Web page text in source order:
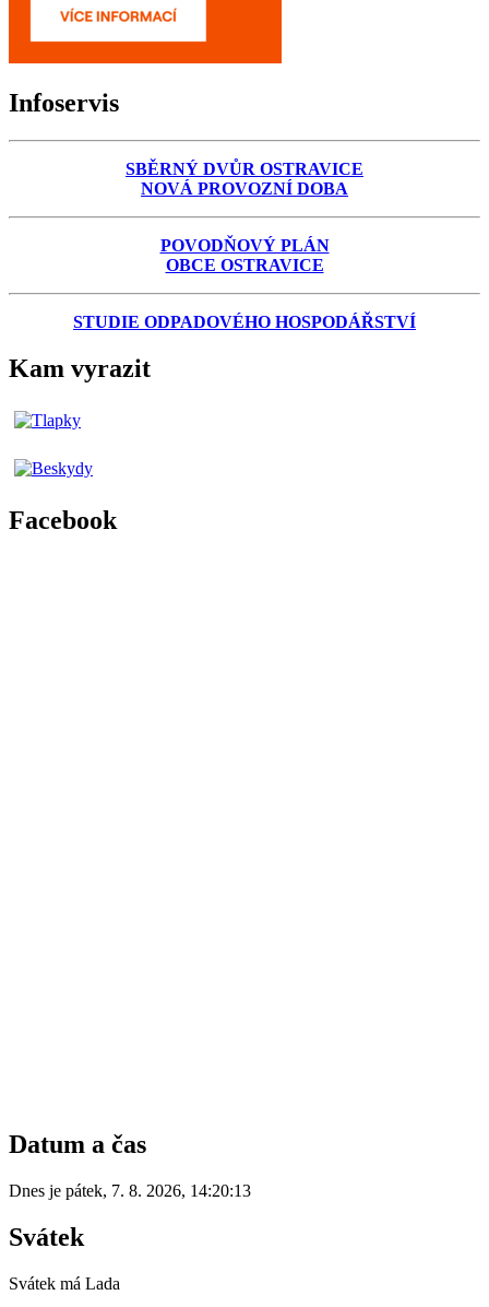
Infoservis
SBĚRNÝ DVŮR OSTRAVICE
NOVÁ PROVOZNÍ DOBA
POVODŇOVÝ PLÁN
OBCE OSTRAVICE
STUDIE ODPADOVÉHO HOSPODÁŘSTVÍ
Kam vyrazit
Facebook
Datum a čas
Dnes je pátek, 7. 8. 2026, 14:20:13
Svátek
Svátek má Lada